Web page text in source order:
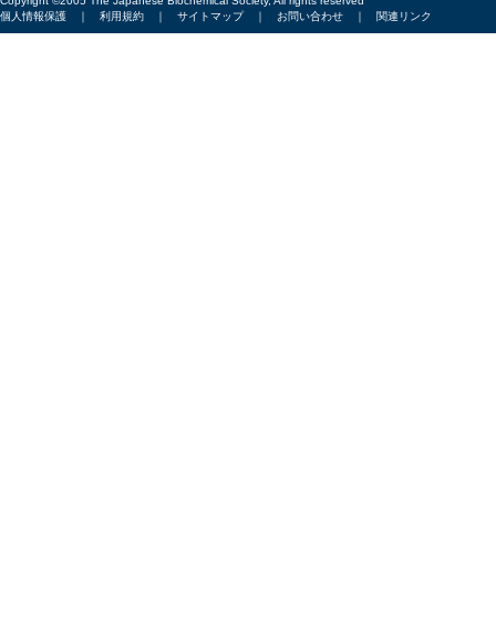
個人情報保護 ｜ 利用規約 ｜ サイトマップ｜ お問い合わせ ｜ 関連リンク